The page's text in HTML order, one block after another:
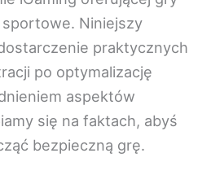
sportowe. Niniejszy
praktycznych
po optymalizację
aspektów
się na faktach, abyś
bezpieczną grę.